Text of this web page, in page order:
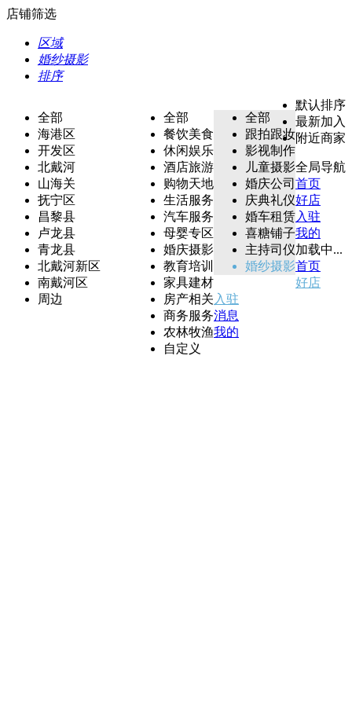
店铺筛选
区域
婚纱摄影
排序
全部
海港区
开发区
北戴河
山海关
抚宁区
昌黎县
卢龙县
青龙县
北戴河新区
南戴河区
周边
全部
餐饮美食
休闲娱乐
酒店旅游
购物天地
生活服务
汽车服务
母婴专区
婚庆摄影
教育培训
家具建材
房产相关
商务服务
农林牧渔
自定义
全部
跟拍跟妆
影视制作
儿童摄影
婚庆公司
庆典礼仪
婚车租赁
喜糖铺子
主持司仪
婚纱摄影
默认排序
最新加入
附近商家
全局导航
首页
好店
入驻
我的
加载中...
首页
好店
入驻
消息
我的